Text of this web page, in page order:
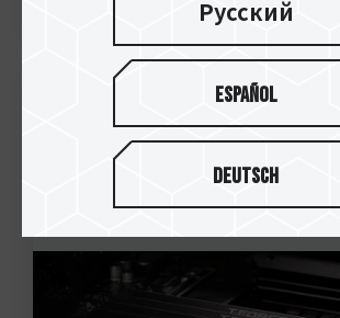
03.Oct.2023
T-FORCE XTREEM DDR5
ーを発表致します 究極
ーマンスを解放し、オー
Русский
Español
Deutsch